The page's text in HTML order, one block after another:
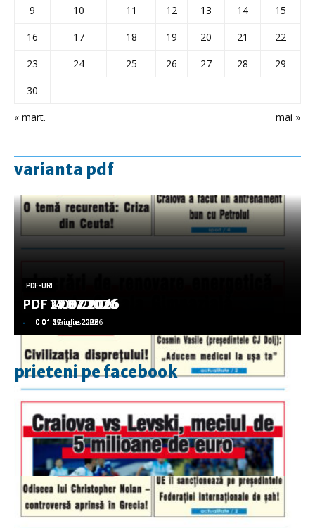
« mart. mai »
9
10 11 12 13 14
15
16
17 18 19 20 21
22
23
24 25 26 27 28
29
30
varianta pdf
PDF-URI
PDF 3.08.2026
- - 0:01 3 august 2026
PDF-URI
PDF 29.07.2026
- - 0:01 29 iulie 2026
PDF-URI
PDF 27.07.2026
- - 0:01 27 iulie 2026
PDF-URI
PDF 17.07.2026
- - 0:01 17 iulie 2026
PDF-URI
PDF 14.07.2026
- - 0:01 14 iulie 2026
prieteni pe facebook